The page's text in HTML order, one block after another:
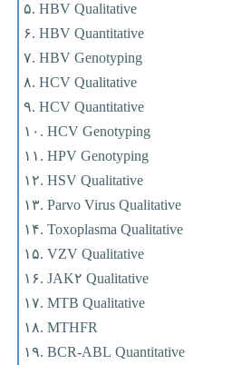
۵. HBV Qualitative
۶. HBV Quantitative
۷. HBV Genotyping
۸. HCV Qualitative
۹. HCV Quantitative
۱۰. HCV Genotyping
۱۱. HPV Genotyping
۱۲. HSV Qualitative
۱۳. Parvo Virus Qualitative
۱۴. Toxoplasma Qualitative
۱۵. VZV Qualitative
۱۶. JAK۲ Qualitative
۱۷. MTB Qualitative
۱۸. MTHFR
۱۹. BCR-ABL Quantitative